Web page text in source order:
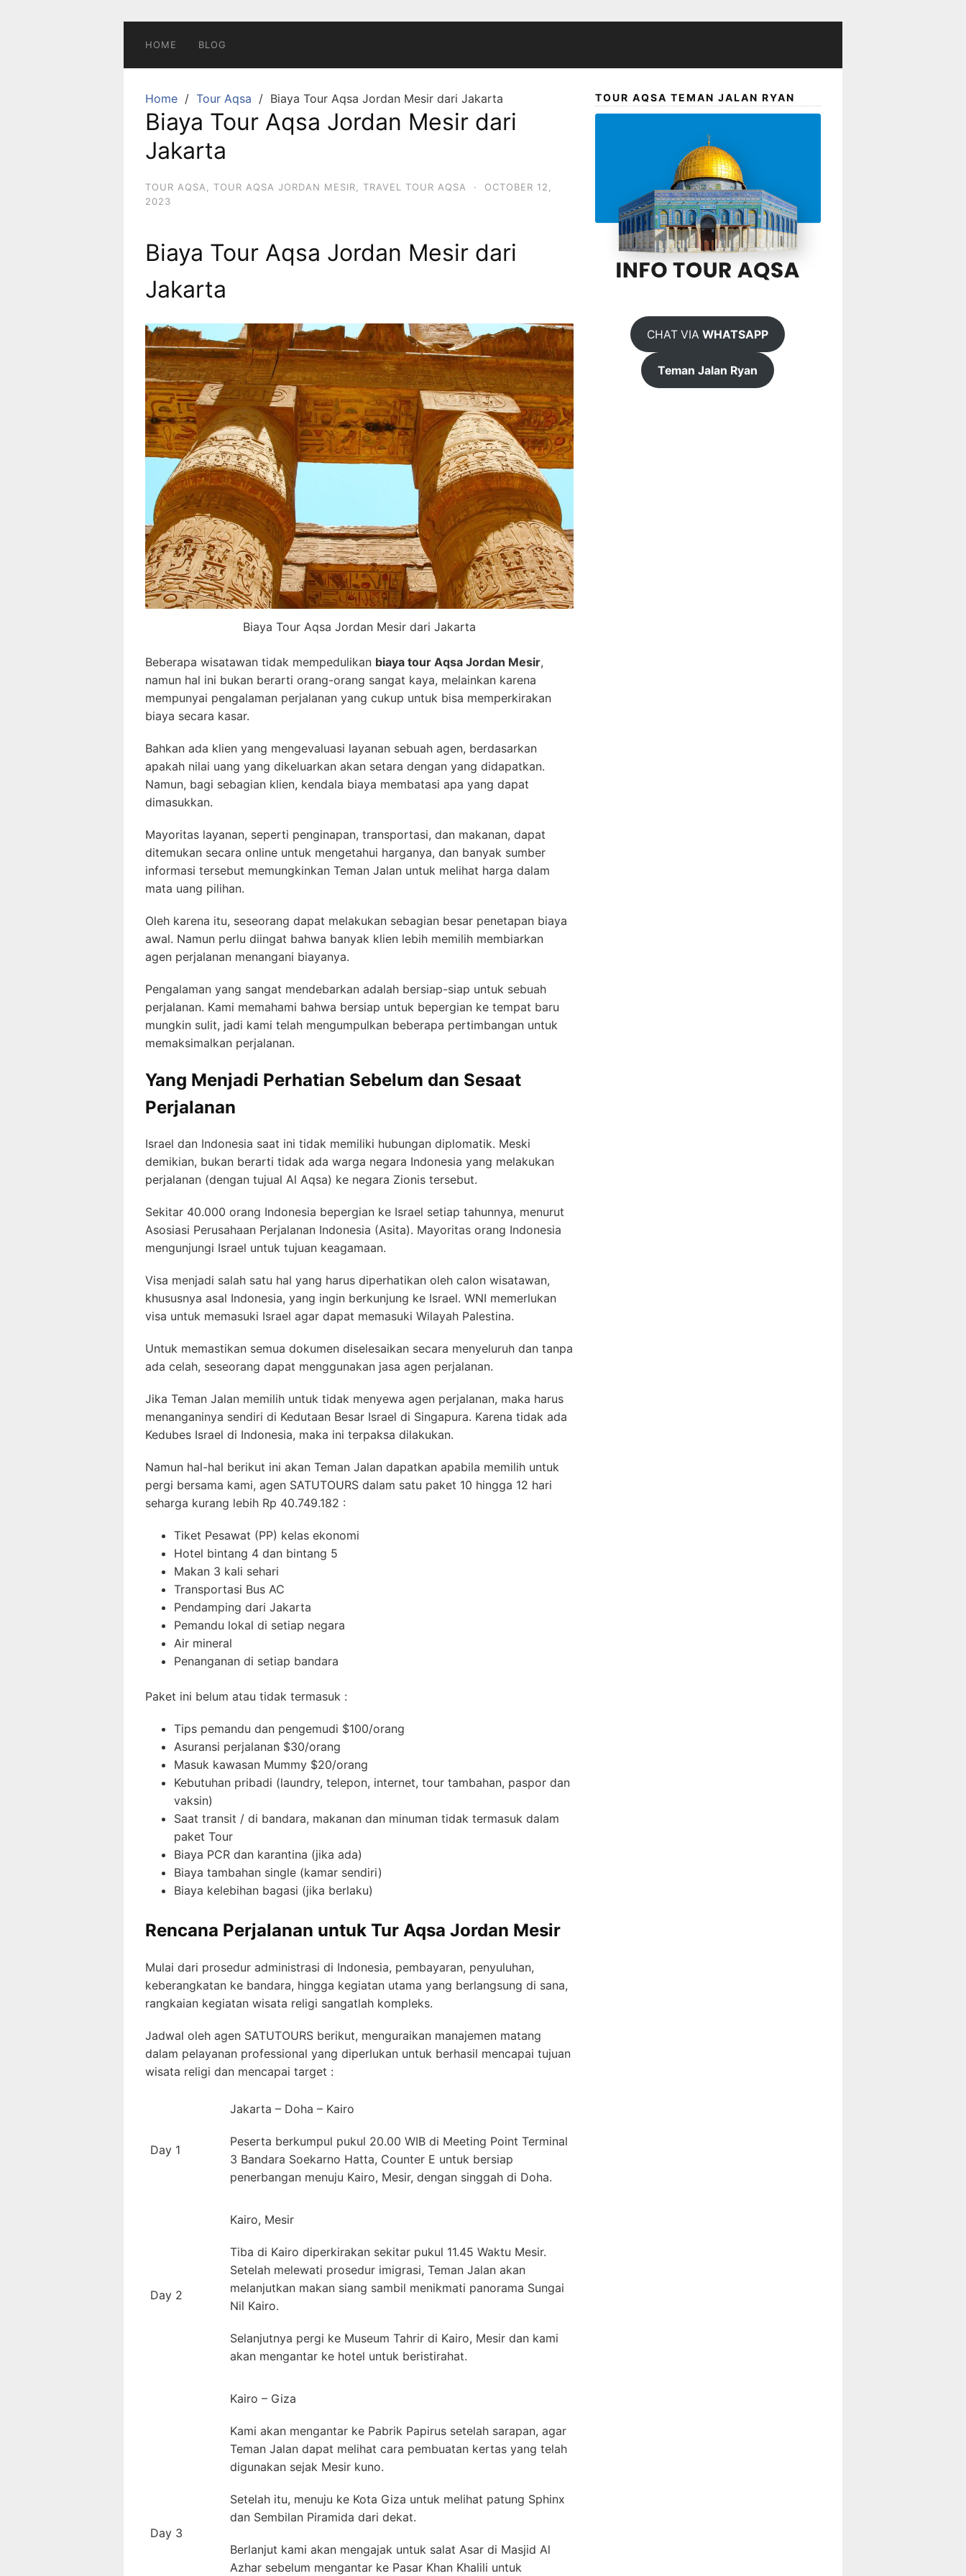
HOME BLOG
Home Tour Aqsa Biaya Tour Aqsa Jordan Mesir dari Jakarta
Biaya Tour Aqsa Jordan Mesir dari
Jakarta
TOUR AQSA TOUR AQSA JORDAN MESIR TRAVEL TOUR AQSA ·
OCTOBER 12,
2023
Biaya Tour Aqsa Jordan Mesir dari
Jakarta
Biaya Tour Aqsa Jordan Mesir dari Jakarta
Beberapa wisatawan tidak mempedulikan biaya tour Aqsa Jordan Mesir,
namun hal ini bukan berarti orang-orang sangat kaya, melainkan karena
mempunyai pengalaman perjalanan yang cukup untuk bisa memperkirakan
biaya secara kasar.
Bahkan ada klien yang mengevaluasi layanan sebuah agen, berdasarkan
apakah nilai uang yang dikeluarkan akan setara dengan yang didapatkan.
Namun, bagi sebagian klien, kendala biaya membatasi apa yang dapat
dimasukkan.
Mayoritas layanan, seperti penginapan, transportasi, dan makanan, dapat
ditemukan secara online untuk mengetahui harganya, dan banyak sumber
informasi tersebut memungkinkan Teman Jalan untuk melihat harga dalam
mata uang pilihan.
Oleh karena itu, seseorang dapat melakukan sebagian besar penetapan biaya
awal. Namun perlu diingat bahwa banyak klien lebih memilih membiarkan
agen perjalanan menangani biayanya.
Pengalaman yang sangat mendebarkan adalah bersiap-siap untuk sebuah
perjalanan. Kami memahami bahwa bersiap untuk bepergian ke tempat baru
mungkin sulit, jadi kami telah mengumpulkan beberapa pertimbangan untuk
memaksimalkan perjalanan.
Yang Menjadi Perhatian Sebelum dan Sesaat
Perjalanan
Israel dan Indonesia saat ini tidak memiliki hubungan diplomatik. Meski
demikian, bukan berarti tidak ada warga negara Indonesia yang melakukan
perjalanan (dengan tujual Al Aqsa) ke negara Zionis tersebut.
Sekitar 40.000 orang Indonesia bepergian ke Israel setiap tahunnya, menurut
Asosiasi Perusahaan Perjalanan Indonesia (Asita). Mayoritas orang Indonesia
mengunjungi Israel untuk tujuan keagamaan.
Visa menjadi salah satu hal yang harus diperhatikan oleh calon wisatawan,
khususnya asal Indonesia, yang ingin berkunjung ke Israel. WNI memerlukan
visa untuk memasuki Israel agar dapat memasuki Wilayah Palestina.
Untuk memastikan semua dokumen diselesaikan secara menyeluruh dan tanpa
ada celah, seseorang dapat menggunakan jasa agen perjalanan.
Jika Teman Jalan memilih untuk tidak menyewa agen perjalanan, maka harus
menanganinya sendiri di Kedutaan Besar Israel di Singapura. Karena tidak ada
Kedubes Israel di Indonesia, maka ini terpaksa dilakukan.
Namun hal-hal berikut ini akan Teman Jalan dapatkan apabila memilih untuk
pergi bersama kami, agen SATUTOURS dalam satu paket 10 hingga 12 hari
seharga kurang lebih Rp 40.749.182 :
Tiket Pesawat (PP) kelas ekonomi
Hotel bintang 4 dan bintang 5
Makan 3 kali sehari
Transportasi Bus AC
Pendamping dari Jakarta
Pemandu lokal di setiap negara
Air mineral
Penanganan di setiap bandara
Paket ini belum atau tidak termasuk :
Tips pemandu dan pengemudi $100/orang
Asuransi perjalanan $30/orang
Masuk kawasan Mummy $20/orang
Kebutuhan pribadi (laundry, telepon, internet, tour tambahan, paspor dan
vaksin)
Saat transit / di bandara, makanan dan minuman tidak termasuk dalam
paket Tour
Biaya PCR dan karantina (jika ada)
Biaya tambahan single (kamar sendiri)
Biaya kelebihan bagasi (jika berlaku)
Rencana Perjalanan untuk Tur Aqsa Jordan Mesir
Mulai dari prosedur administrasi di Indonesia, pembayaran, penyuluhan,
keberangkatan ke bandara, hingga kegiatan utama yang berlangsung di sana,
rangkaian kegiatan wisata religi sangatlah kompleks.
Jadwal oleh agen SATUTOURS berikut, menguraikan manajemen matang
dalam pelayanan professional yang diperlukan untuk berhasil mencapai tujuan
wisata religi dan mencapai target :
Day 1
Jakarta – Doha – Kairo
Peserta berkumpul pukul 20.00 WIB di Meeting Point Terminal
3 Bandara Soekarno Hatta, Counter E untuk bersiap
penerbangan menuju Kairo, Mesir, dengan singgah di Doha.
Day 2
Kairo, Mesir
Tiba di Kairo diperkirakan sekitar pukul 11.45 Waktu Mesir.
Setelah melewati prosedur imigrasi, Teman Jalan akan
melanjutkan makan siang sambil menikmati panorama Sungai
Nil Kairo.
Selanjutnya pergi ke Museum Tahrir di Kairo, Mesir dan kami
akan mengantar ke hotel untuk beristirahat.
Day 3
Kairo – Giza
Kami akan mengantar ke Pabrik Papirus setelah sarapan, agar
Teman Jalan dapat melihat cara pembuatan kertas yang telah
digunakan sejak Mesir kuno.
Setelah itu, menuju ke Kota Giza untuk melihat patung Sphinx
dan Sembilan Piramida dari dekat.
Berlanjut kami akan mengajak untuk salat Asar di Masjid Al
Azhar sebelum mengantar ke Pasar Khan Khalili untuk
TOUR AQSA TEMAN JALAN RYAN
CHAT VIAWHATSAPP
Teman Jalan Ryan